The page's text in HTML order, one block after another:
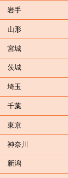
岩手
山形
宮城
茨城
埼玉
千葉
東京
神奈川
新潟